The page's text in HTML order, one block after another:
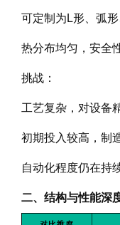
可定制为L形、弧
热分布均匀，安全
挑战：
工艺复杂，对设备
初期投入较高，制
自动化程度仍在持
二、结构与性能深